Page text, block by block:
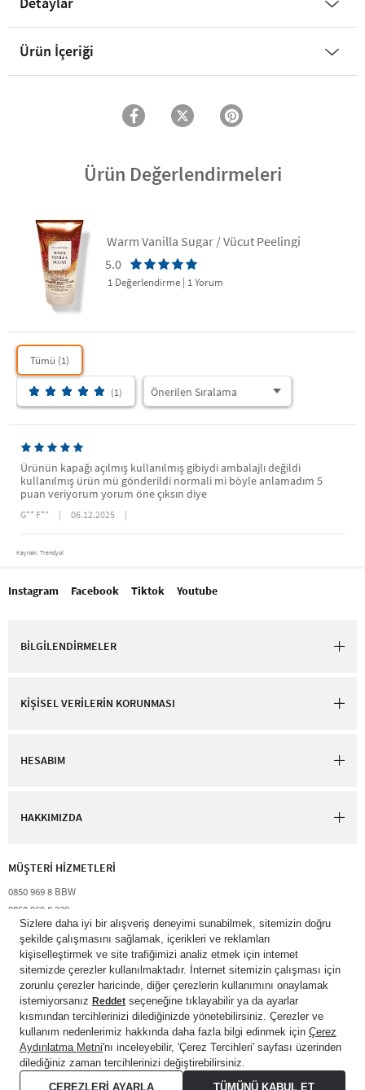
Ürün İçeriği
Ürün Değerlendirmeleri
Warm Vanilla Sugar / Vücut Peelingi
5.0
1 Değerlendirme 1 Yorum
Tümü (1)
(1)
Ürünün kapağı açılmış kullanılmış gibiydi ambalajlı değildi
kullanılmış ürün mü gönderildi normali mi böyle anlamadım 5
puan veriyorum yorum öne çıksın diye
G** F** | 06.12.2025 |
Kaynak: Trendyol
Instagram Facebook Tiktok Youtube
BİLGİLENDİRMELER
KİŞİSEL VERİLERİN KORUNMASI
HESABIM
HAKKIMIZDA
MÜŞTERİ HİZMETLERİ​
0850 969 8 BBW​
0850 969 8 229​​
destek@bathandbodyworks.com.tr
Resmi tatiller hariç hafta içi 09:00 – 18:00 saatleri arası​
© 2026 Bath & Body Works Direct Inc. Shaya Mağazacılık A.Ş. Franchise
lisansı aracılığıyla işletilen ticari markasıdır. Her hakkı saklıdır.
© Bath & Body Works.All Rights Reserved.